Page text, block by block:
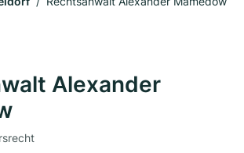
Alexander